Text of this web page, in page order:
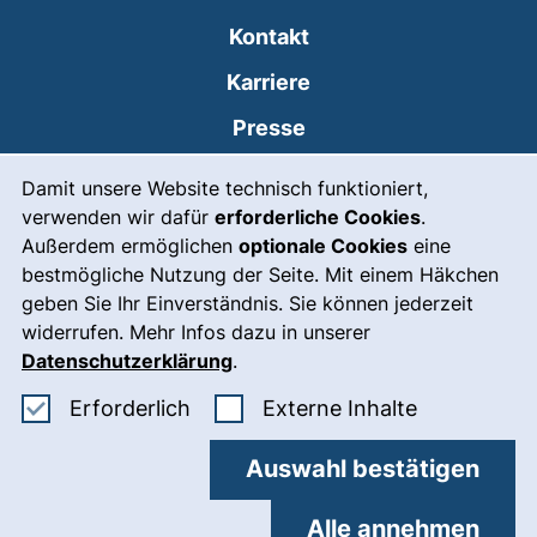
Damit unsere Website technisch funktioniert,
verwenden wir dafür erforderliche Cookies.
Außerdem ermöglichen optionale Cookies eine
bestmögliche Nutzung der Seite. Mit einem Häkchen
geben Sie Ihr Einverständnis. Sie können jederzeit
widerrufen. Mehr Infos dazu in unserer
Datenschutzerklärung.
Erforderlich Erforderliche Cookies akzeptieren
Externe Inhalte: Externe
Auswahl bestätigen
Alle annehmen
Kontakt
Karriere
Presse
Leichte Sprache
Gebärdensprache
Notfall(externer Link, öffnet
Impressum
Barrierefreiheit
Datenschutz